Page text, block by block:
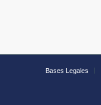
Bases Legales